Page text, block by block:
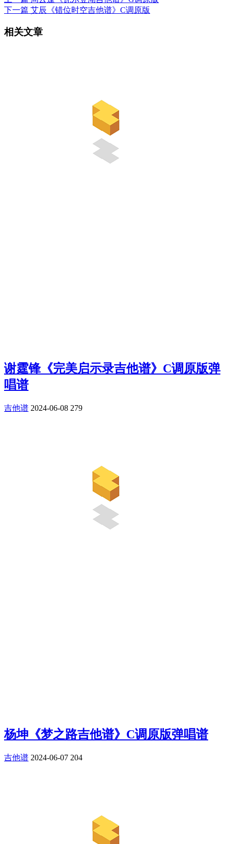
下一篇 艾辰《错位时空吉他谱》C调原版
相关文章
谢霆锋《完美启示录吉他谱》C调原版弹
唱谱
吉他谱 2024-06-08 279
杨坤《梦之路吉他谱》C调原版弹唱谱
吉他谱 2024-06-07 204